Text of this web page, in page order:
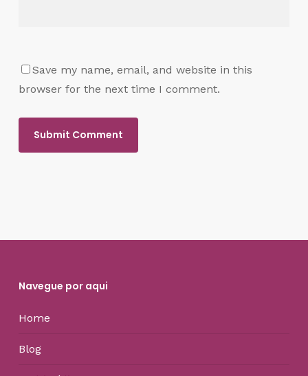
Save my name, email, and website in this
browser for the next time I comment.
Navegue por aqui
Home
Blog